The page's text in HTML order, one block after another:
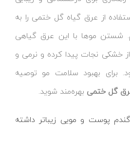
از عرق گیاه گل ختمی را به
شستن موها با این عرق گیاهی
خشکی نجات پیدا کرده و نرمی و
برای بهبود سلامت مو توصیه
گل ختمی بهره‌مند شوید.
پوست و مویی زیباتر داشته